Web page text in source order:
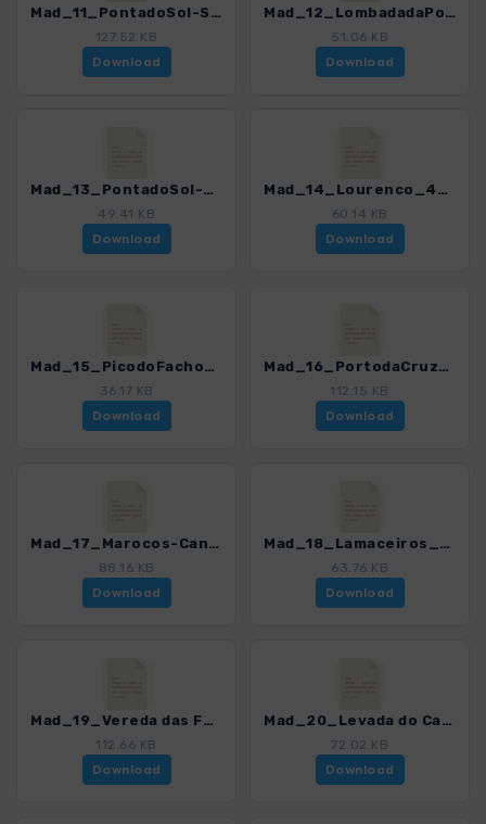
Mad_11_PontadoSol-SítioRibeirodaTabua_4274_16.gpx
127.52 KB
Download
Mad_12_LombadadaPonta_4274_16.gpx
51.06 KB
Download
Mad_13_PontadoSol-Canhas_4274_16.gpx
49.41 KB
Download
Mad_14_Lourenco_4274_16.gpx
60.14 KB
Download
Mad_15_PicodoFacho_4274_16.gpx
36.17 KB
Download
Mad_16_PortodaCruz-Machico_4274_16.gpx
112.15 KB
Download
Mad_17_Marocos-Canical-Tunnel_4274_16.gpx
88.16 KB
Download
Mad_18_Lamaceiros_4274_16.gpx
63.76 KB
Download
Mad_19_Vereda das Funduras_4274_16.gpx
112.66 KB
Download
Mad_20_Levada do Castelejo_4274_16.gpx
72.02 KB
Download